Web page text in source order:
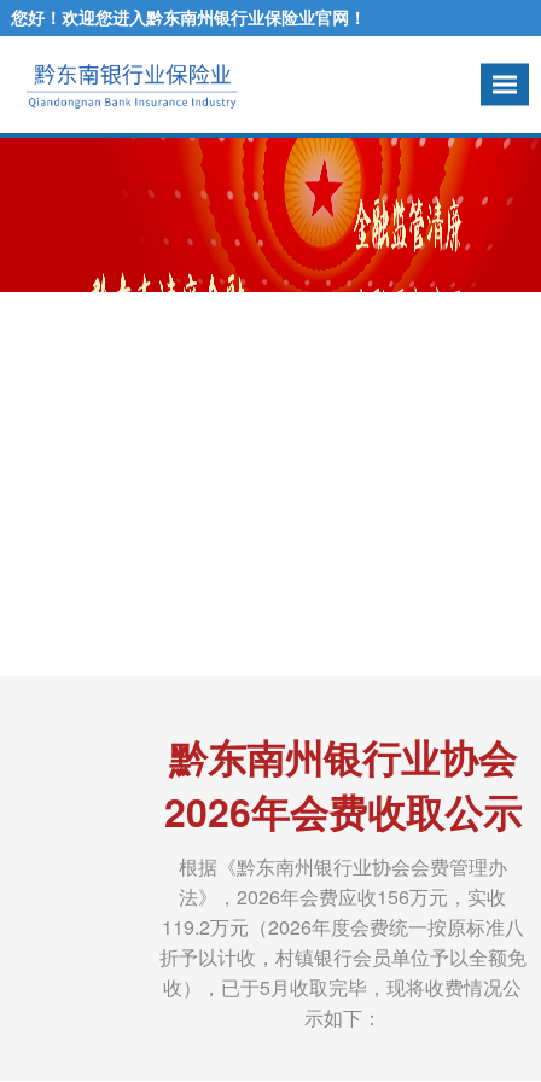
您好！欢迎您进入黔东南州银行业保险业官网！
黔东南州银行业协会
2026年会费收取公示
根据《黔东南州银行业协会会费管理办
法》，2026年会费应收156万元，实收
119.2万元（2026年度会费统一按原标准八
折予以计收，村镇银行会员单位予以全额免
收），已于5月收取完毕，现将收费情况公
示如下：